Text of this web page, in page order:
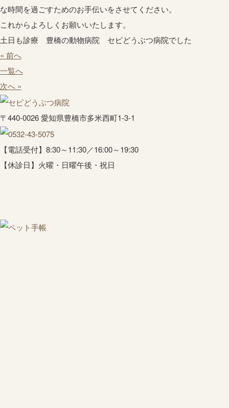
な時間を過ごすためのお手伝いをさせてください。
これからよろしくお願いいたします。
土日も診療 豊橋の動物病院 セピどうぶつ病院でした
« 前へ
一覧へ
次へ »
〒440-0026 愛知県豊橋市多米西町1-3-1
【電話受付】8:30～11:30／16:00～19:30
【休診日】火曜・日曜午後・祝日